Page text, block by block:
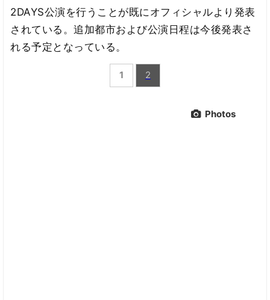
2DAYS公演を行うことが既にオフィシャルより発表
されている。追加都市および公演日程は今後発表さ
れる予定となっている。
1 2
Photos